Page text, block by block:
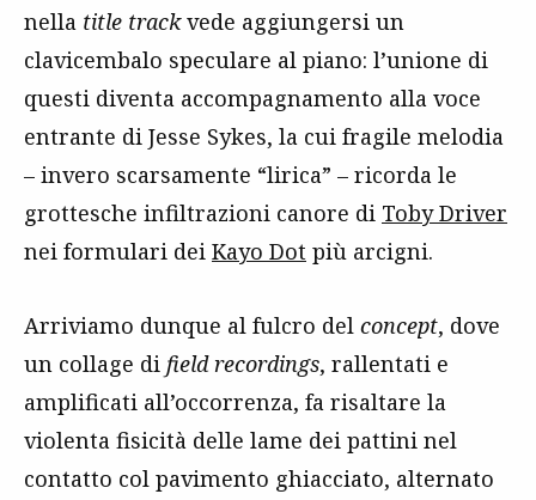
nella title trackvede aggiungersi un
clavicembalo speculare al piano: l’unione di
questi diventa accompagnamento alla voce
entrante di Jesse Sykes, la cui fragile melodia
– invero scarsamente “lirica” – ricorda le
grottesche infiltrazioni canore di Toby Driver
nei formulari dei Kayo Dot più arcigni.
Arriviamo dunque al fulcro del concept, dove
un collage di field recordings, rallentati e
amplificati all’occorrenza, fa risaltare la
violenta fisicità delle lame dei pattini nel
contatto col pavimento ghiacciato, alternato